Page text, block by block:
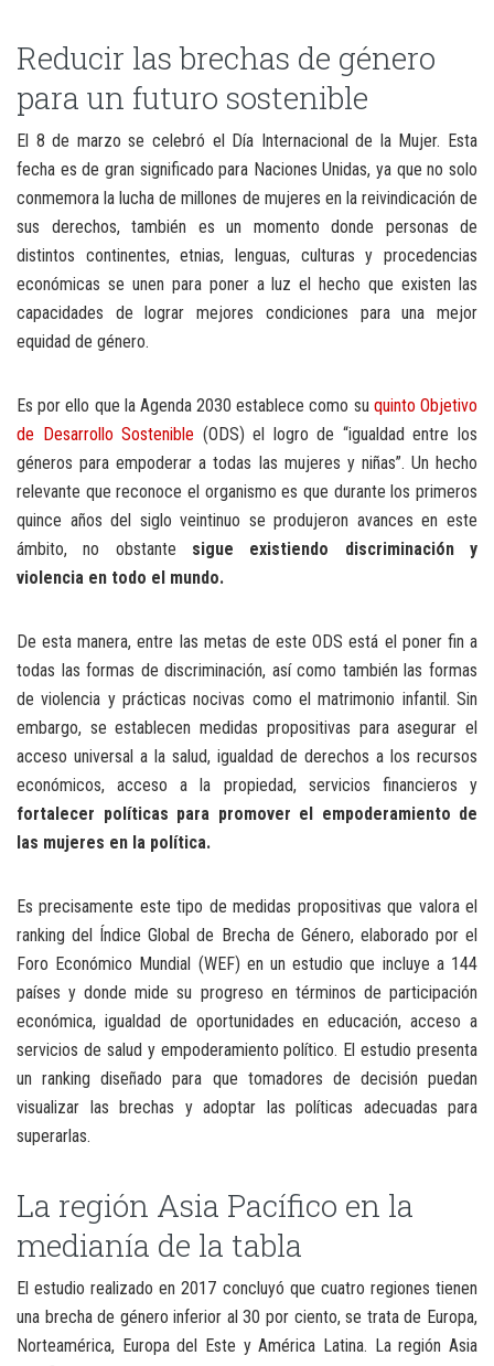
Reducir las brechas de género
para un futuro sostenible
El 8 de marzo se celebró el Día Internacional de la Mujer. Esta
fecha es de gran significado para Naciones Unidas, ya que no solo
conmemora la lucha de millones de mujeres en la reivindicación de
sus derechos, también es un momento donde personas de
distintos continentes, etnias, lenguas, culturas y procedencias
económicas se unen para poner a luz el hecho que existen las
capacidades de lograr mejores condiciones para una mejor
equidad de género.
Es por ello que la Agenda 2030 establece como su quinto Objetivo
de Desarrollo Sostenible (ODS) el logro de “igualdad entre los
géneros para empoderar a todas las mujeres y niñas”. Un hecho
relevante que reconoce el organismo es que durante los primeros
quince años del siglo veintinuo se produjeron avances en este
ámbito, no obstante sigue existiendo discriminación y
violencia en todo el mundo.
De esta manera, entre las metas de este ODS está el poner fin a
todas las formas de discriminación, así como también las formas
de violencia y prácticas nocivas como el matrimonio infantil. Sin
embargo, se establecen medidas propositivas para asegurar el
acceso universal a la salud, igualdad de derechos a los recursos
económicos, acceso a la propiedad, servicios financieros y
fortalecer políticas para promover el empoderamiento de
las mujeres en la política.
Es precisamente este tipo de medidas propositivas que valora el
ranking del Índice Global de Brecha de Género, elaborado por el
Foro Económico Mundial (WEF) en un estudio que incluye a 144
países y donde mide su progreso en términos de participación
económica, igualdad de oportunidades en educación, acceso a
servicios de salud y empoderamiento político. El estudio presenta
un ranking diseñado para que tomadores de decisión puedan
visualizar las brechas y adoptar las políticas adecuadas para
superarlas.
La región Asia Pacífico en la
medianía de la tabla
El estudio realizado en 2017 concluyó que cuatro regiones tienen
una brecha de género inferior al 30 por ciento, se trata de Europa,
Norteamérica, Europa del Este y América Latina. La región Asia